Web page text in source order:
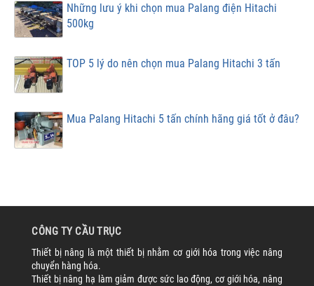
Những lưu ý khi chọn mua Palang điện Hitachi
500kg
TOP 5 lý do nên chọn mua Palang Hitachi 3 tấn
Mua Palang Hitachi 5 tấn chính hãng giá tốt ở đâu?
CÔNG TY CẦU TRỤC
Thiết bị nâng là một thiết bị nhằm cơ giới hóa trong việc nâng
chuyển hàng hóa.
Thiết bị nâng hạ làm giảm được sức lao động, cơ giới hóa, nâng